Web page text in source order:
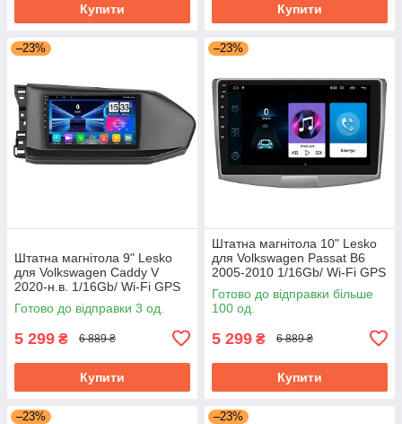
Купити Купити
–23%
Штатна магнітола 9" Lesko
для Volkswagen Caddy V
2020-н.в. 1/16Gb/ Wi-Fi GPS
Optima Фольксваген Кадді
Готово до відправки 3 од.
5 299 ₴ 6 889 ₴
Купити
–23%
Штатна магнітола 10" Lesko
для Volkswagen Passat B6
2005-2010 1/16Gb/ Wi-Fi GPS
Optima Вольксваген
Готово до відправки більше
100 од.
5 299 ₴ 6 889 ₴
Купити
–23% –23%